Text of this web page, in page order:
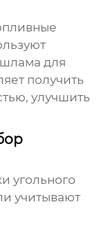
шлама для
получить
улучшить
угольного
учитывают